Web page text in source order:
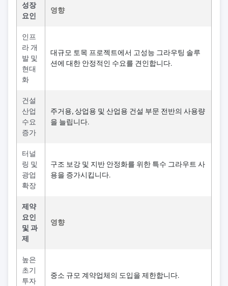
성장
요인
영향
인프
라 개
발 및
현대
화
대규모 토목 프로젝트에서 고성능 그라우팅 솔루
션에 대한 안정적인 수요를 견인합니다.
건설
산업
수요
증가
주거용, 상업용 및 산업용 건설 부문 전반의 사용량
을 늘립니다.
터널
링 및
광업
확장
구조 보강 및 지반 안정화를 위한 특수 그라우트 사
용을 증가시킵니다.
제약
요인
및 과
제
영향
높은
초기
투자
중소 규모 계약업체의 도입을 제한합니다.